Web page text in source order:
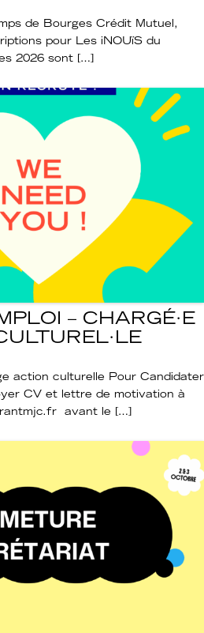
de Bourges Crédit Mutuel,
pour Les iNOUïS du
2026 sont […]
– CHARGÉ·E
action culturelle Pour Candidater
CV et lettre de motivation à
avant le […]